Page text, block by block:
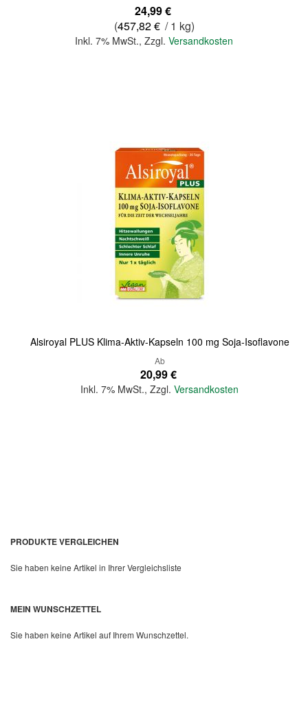
24,99 €
(457,82 € / 1 kg)
Inkl. 7% MwSt., Zzgl. Versandkosten
Alsiroyal PLUS Klima-Aktiv-Kapseln 100 mg Soja-Isoflavone
Ab
20,99 €
Inkl. 7% MwSt.,Zzgl.Versandkosten
Quickview
PRODUKTE VERGLEICHEN
Sie haben keine Artikel in Ihrer Vergleichsliste
MEIN WUNSCHZETTEL
Sie haben keine Artikel auf Ihrem Wunschzettel.